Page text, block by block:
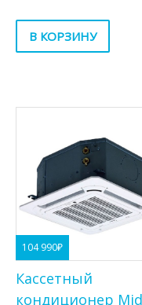
В КОРЗИНУ
104 990₽
Кассетный
кондиционер